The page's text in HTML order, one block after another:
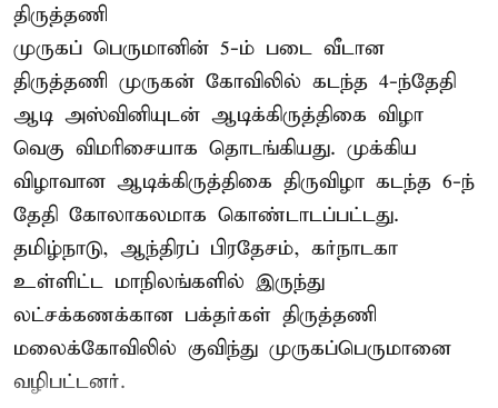
திருத்தணி
முருகப் பெருமானின் 5-ம் படை வீடான
திருத்தணி முருகன் கோவிலில் கடந்த 4-ந்தேதி
ஆடி அஸ்வினியுடன் ஆடிக்கிருத்திகை விழா
வெகு விமரிசையாக தொடங்கியது. முக்கிய
விழாவான ஆடிக்கிருத்திகை திருவிழா கடந்த 6-ந்
தேதி கோலாகலமாக கொண்டாடப்பட்டது.
தமிழ்நாடு, ஆந்திரப் பிரதேசம், கர்நாடகா
உள்ளிட்ட மாநிலங்களில் இருந்து
லட்சக்கணக்கான பக்தர்கள் திருத்தணி
மலைக்கோவிலில் குவிந்து முருகப்பெருமானை
வழிபட்டனர்.